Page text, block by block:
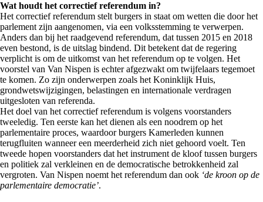
Wat houdt het correctief referendum in?
Het correctief referendum stelt burgers in staat om wetten die door het
parlement zijn aangenomen, via een volksstemming te verwerpen.
Anders dan bij het raadgevend referendum, dat tussen 2015 en 2018
even bestond, is de uitslag bindend. Dit betekent dat de regering
verplicht is om de uitkomst van het referendum op te volgen. Het
voorstel van Van Nispen is echter afgezwakt om twijfelaars tegemoet
te komen. Zo zijn onderwerpen zoals het Koninklijk Huis,
grondwetswijzigingen, belastingen en internationale verdragen
uitgesloten van referenda.
Het doel van het correctief referendum is volgens voorstanders
tweeledig. Ten eerste kan het dienen als een noodrem op het
parlementaire proces, waardoor burgers Kamerleden kunnen
terugfluiten wanneer een meerderheid zich niet gehoord voelt. Ten
tweede hopen voorstanders dat het instrument de kloof tussen burgers
en politiek zal verkleinen en de democratische betrokkenheid zal
vergroten. Van Nispen noemt het referendum dan ook ‘de kroon op de
parlementaire democratie’.